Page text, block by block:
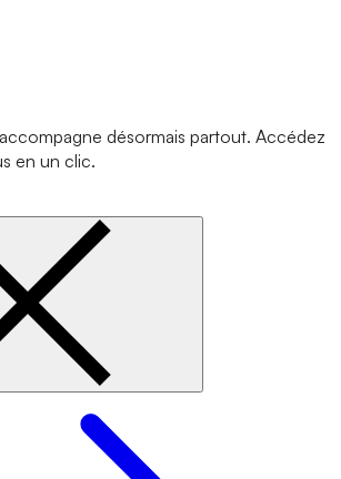
désormais partout. Accédez
en un clic.